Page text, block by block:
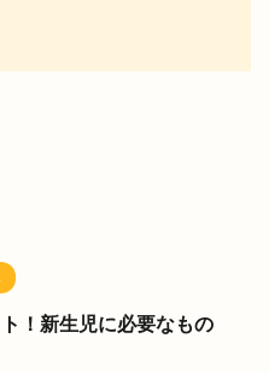
！新生児に必要なもの